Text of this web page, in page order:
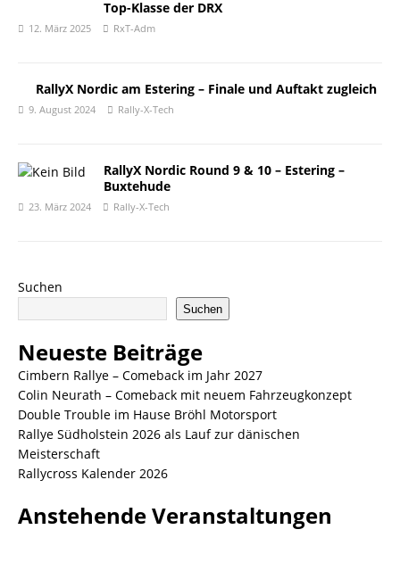
Top-Klasse der DRX
12. März 2025 RxT-Adm
RallyX Nordic am Estering – Finale und Auftakt zugleich
9. August 2024 Rally-X-Tech
RallyX Nordic Round 9 & 10 – Estering –
Buxtehude
23. März 2024 Rally-X-Tech
Suchen
Suchen
Neueste Beiträge
Cimbern Rallye – Comeback im Jahr 2027
Colin Neurath – Comeback mit neuem Fahrzeugkonzept
Double Trouble im Hause Bröhl Motorsport
Rallye Südholstein 2026 als Lauf zur dänischen
Meisterschaft
Rallycross Kalender 2026
Anstehende Veranstaltungen